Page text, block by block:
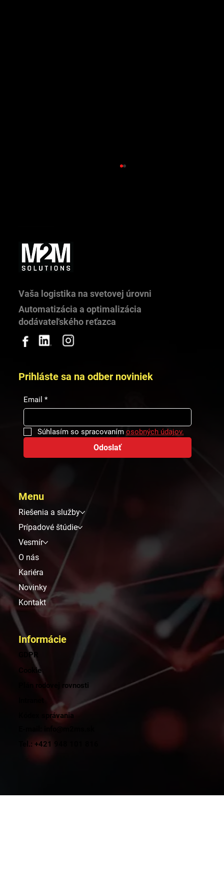
očakávaný efekt
Vaša logistika na svetovej úrovni
Automatizácia a optimalizácia
dodávateľského reťazca
Informácie
GDPR
Cookie
Plán rodovej rovnosti
Kódex správania
E-mail: info@m2ms.sk
Tel.: +421 948 101 816
Menu
Riešenia a služby
Prípadové štúdie
Vesmír
O nás
Kariéra
Novinky
Kontakt
Prihláste sa na odber noviniek
Email *
Súhlasím so spracovaním osobných údajov.
Odoslať